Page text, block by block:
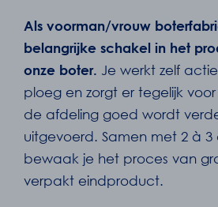
Als voorman/vrouw
belangrijke schakel in het
onze boter. Je werkt zelf
ploeg en zorgt er tegelijk
de afdeling goed wordt
uitgevoerd. Samen met 2 à 3
bewaak je het proces van
verpakt eindproduct.